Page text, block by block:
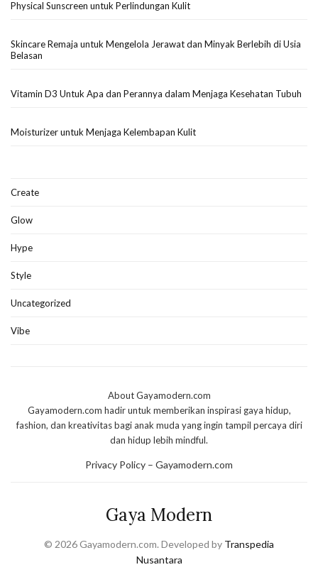
Physical Sunscreen untuk Perlindungan Kulit
Skincare Remaja untuk Mengelola Jerawat dan Minyak Berlebih di Usia
Belasan
Vitamin D3 Untuk Apa dan Perannya dalam Menjaga Kesehatan Tubuh
Moisturizer untuk Menjaga Kelembapan Kulit
Create
Glow
Hype
Style
Uncategorized
Vibe
About Gayamodern.com
Gayamodern.com hadir untuk memberikan inspirasi gaya hidup,
fashion, dan kreativitas bagi anak muda yang ingin tampil percaya diri
dan hidup lebih mindful.
Privacy Policy – Gayamodern.com
Gaya Modern
© 2026 Gayamodern.com. Developed by Transpedia
Nusantara